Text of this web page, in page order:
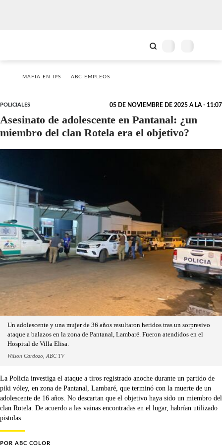
MAFIA EN IPS ABC EMPLEOS
POLICIALES 05 DE NOVIEMBRE DE 2025 A LA - 11:07
Asesinato de adolescente en Pantanal: ¿un
miembro del clan Rotela era el objetivo?
Un adolescente y una mujer de 36 años resultaron heridos tras un sorpresivo
ataque a balazos en la zona de Pantanal, Lambaré. Fueron atendidos en el
Hospital de Villa Elisa.
Wilson Cardozo, ABC TV
La Policía investiga el ataque a tiros registrado anoche durante un partido de
piki vóley, en zona de Pantanal, Lambaré, que terminó con la muerte de un
adolescente de 16 años. No descartan que el objetivo haya sido un miembro del
clan Rotela. De acuerdo a las vainas encontradas en el lugar, habrían utilizado
pistolas.
POR ABC COLOR